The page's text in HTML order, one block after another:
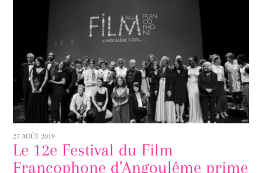
27 AOÛT 2019
Le 12e Festival du Film
Francophone d’Angoulême prime